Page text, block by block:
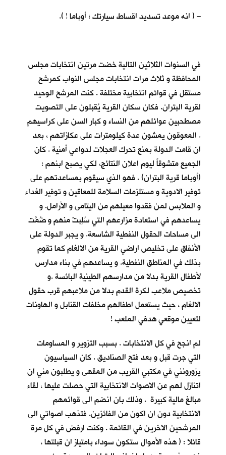
– ( انه موعد تسديد اقساط سيارتك ؛ أوباما ! ).
في السنوات الثلاثين التالية خضت مرتين انتخابات مجلس
المحافظة و ثلاث مرات انتخابات مجلس النواب كمرشح
مستقل في قوائم انتخابية مختلفة . كنت المرشح الوحيد
لقرية البتران. فكان سكان القرية يُقبلون على التصويت
مصطحبين عوائلهم من النساء و كبار السن على كراسيهم
. المعوقون يمشون عدة كيلومترات على عكازاتهم ، بعد
ان قامت الدولة بمنع تحرك العجلات لدواعي أمنية . كان
الجميع متشوقاً ليوم اعلان النتائج، لكي يصبح ابنهم :
(أوباما قرية البتران) . فهو الذي سيقوم بمساعدتهم على
توفير الادوية و مستلزمات السلامة للمعاقين و توفير الغداء
و الملابس لمن فقدوا معيلهم من اليتامى و الأرامل. و
يساعدهم في استعادة مزارعهم التي سُلِبتْ منهم و ضُمَّت
الى مساحات الحقول النفطية الشاسعة. و يجبر الدولة على
الأنفاق على تخليص اراضي القرية من الالغام كما تقوم
بذلك في المناطق النفطية. و يساعدهم في بناء مدارس
لأطفال القرية بدلا من مدارسهم الطينية البائسة .و
تخصيص ملاعب لكرة القدم بدلا من ملاعبهم قرب حقول
الالغام ، حيث يستعمل اطفالهم مخلفات القنابل و الهاونات
لتعيين موقعي هدفي الملعب !
لم انجح في كل الانتخابات . بسبب التزوير و المساومات
التي جرت قبل و بعد فتح الصناديق . كان السياسيون
يزورونني في مكتبي القريب من المقهى و يطلبون مني ان
اتنازل لهم عن الاصوات الانتخابية التي حصلت عليها ، لقاء
مبالغ مالية كبيرة . وذلك بان انضم الى قوائمهم
الانتخابية دون ان اكون من الفائزين. فتذهب اصواتي الى
المرشحين الاخرين في القائمة . وكنت ارفض في كل مرة
قائلا : ( هذه الأموال ستكون سوداء بامتياز ان قبلتها ،